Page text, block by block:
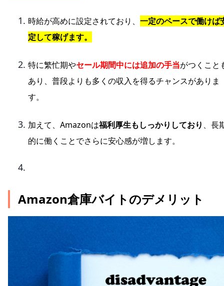
時給が高めに設定されており、 一定のペースで働けば
定して稼げます。
特に繁忙期やセール期間中には追加の手当がつくこと
あり、普段よりも多くの収入を得るチャンスがありま
す。
加えて、Amazonは福利厚生もしっかりしており 、長
的に働くことでさらに安心感が増します。
Amazon倉庫バイトのデメリット